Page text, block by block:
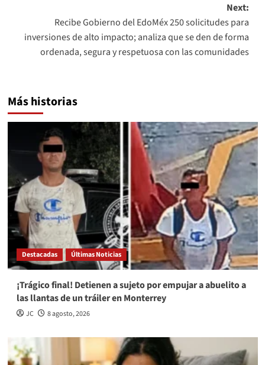
Next:
Recibe Gobierno del EdoMéx 250 solicitudes para
inversiones de alto impacto; analiza que se den de forma
ordenada, segura y respetuosa con las comunidades
Más historias
Destacadas Últimas Noticias
¡Trágico final! Detienen a sujeto por empujar a abuelito a
las llantas de un tráiler en Monterrey
JC 8 agosto, 2026